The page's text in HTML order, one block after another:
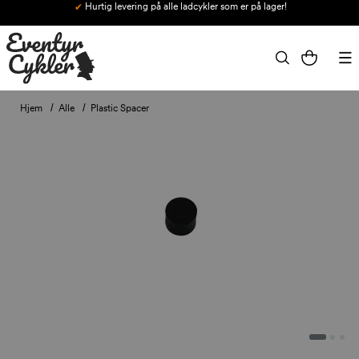
Hurtig levering på alle ladcykler som er på lager!
Indkøbskurv
Hjem Alle Plastic Spacer